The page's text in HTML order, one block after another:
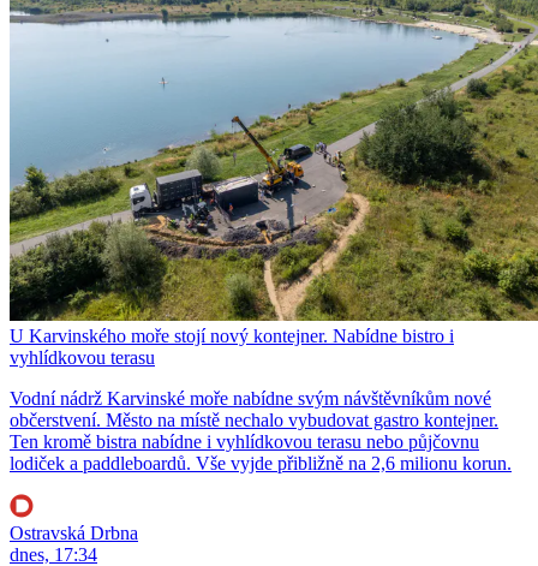
U Karvinského moře stojí nový kontejner. Nabídne bistro i
vyhlídkovou terasu
Vodní nádrž Karvinské moře nabídne svým návštěvníkům nové
občerstvení. Město na místě nechalo vybudovat gastro kontejner.
Ten kromě bistra nabídne i vyhlídkovou terasu nebo půjčovnu
lodiček a paddleboardů. Vše vyjde přibližně na 2,6 milionu korun.
Ostravská Drbna
dnes, 17:34